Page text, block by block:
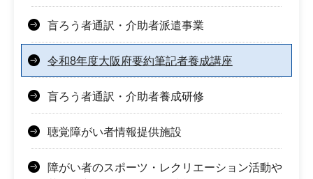
盲ろう者通訳・介助者派遣事業
令和8年度大阪府要約筆記者養成講座
盲ろう者通訳・介助者養成研修
聴覚障がい者情報提供施設
障がい者のスポーツ・レクリエーション活動や